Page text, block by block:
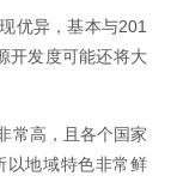
优异，基本与201
开发度可能还将大
常高，且各个国家
以地域特色非常鲜